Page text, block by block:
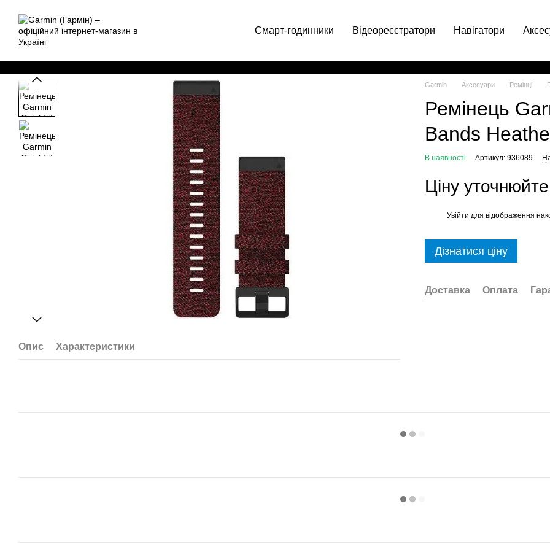
Смарт-годинники Відеореєстратори Навігатори
Опис Характеристики
Garmin Аксесуари Ремінці
Ремінець
Bands
В наявності Артикул: 936089
Ціну уточнюйте
Увійти для відображення
Дізнатися ціну
Доставка Оплата